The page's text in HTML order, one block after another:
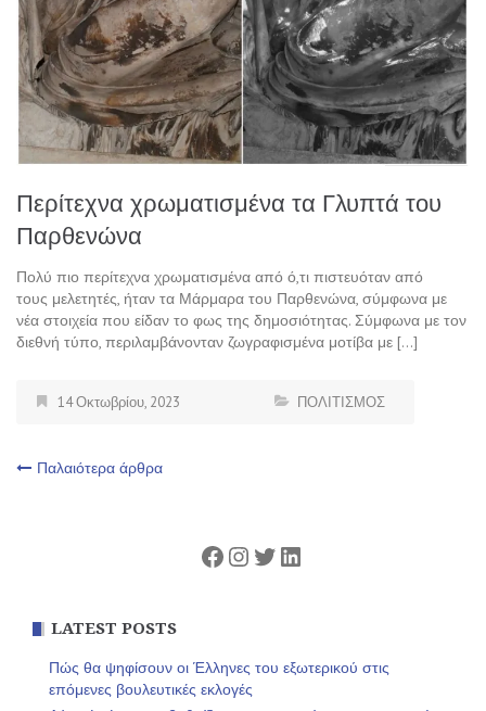
Περίτεχνα χρωματισμένα τα Γλυπτά του
Παρθενώνα
Πολύ πιο περίτεχνα χρωματισμένα από ό,τι πιστευόταν από
τους μελετητές, ήταν τα Μάρμαρα του Παρθενώνα, σύμφωνα με
νέα στοιχεία που είδαν το φως της δημοσιότητας. Σύμφωνα με τον
διεθνή τύπο, περιλαμβάνονταν ζωγραφισμένα μοτίβα με […]
14 Οκτωβρίου, 2023 ΠΟΛΙΤΙΣΜΟΣ
Πλοήγηση
Παλαιότερα άρθρα
Facebook
Instagram
Twitter
Linkedin
LATEST POSTS
Πώς θα ψηφίσουν οι Έλληνες του εξωτερικού στις
επόμενες βουλευτικές εκλογές